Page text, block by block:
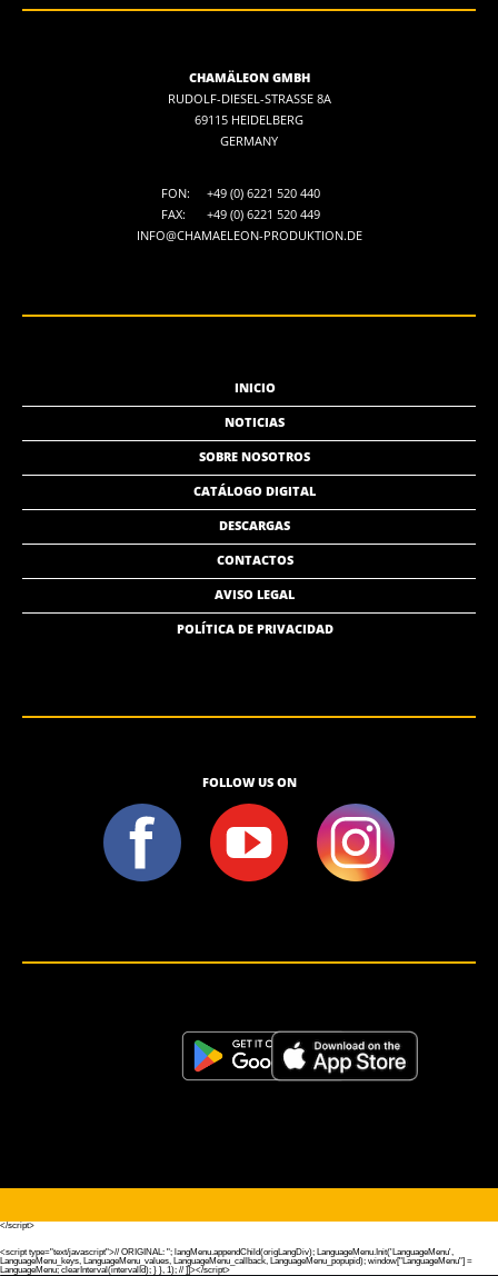
CHAMÄLEON GMBH
RUDOLF-DIESEL-STRASSE 8A
69115 HEIDELBERG
GERMANY
FON:
+49 (0) 6221 520 440
FAX:
+49 (0) 6221 520 449
INFO@CHAMAELEON-PRODUKTION.DE
INICIO
NOTICIAS
SOBRE NOSOTROS
CATÁLOGO DIGITAL
DESCARGAS
CONTACTOS
AVISO LEGAL
POLÍTICA DE PRIVACIDAD
FOLLOW US ON
</script>
<script type="text/javascript">// ORIGINAL: "; langMenu.appendChild(origLangDiv); LanguageMenu.Init('LanguageMenu',
LanguageMenu_keys, LanguageMenu_values, LanguageMenu_callback, LanguageMenu_popupid); window["LanguageMenu"] =
LanguageMenu; clearInterval(intervalId); } }, 1); // ]]></script>